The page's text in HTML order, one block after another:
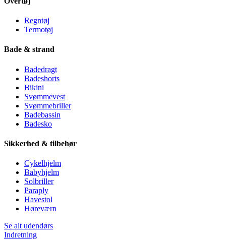
Regntøj
Termotøj
Bade & strand
Badedragt
Badeshorts
Bikini
Svømmevest
Svømmebriller
Badebassin
Badesko
Sikkerhed & tilbehør
Cykelhjelm
Babyhjelm
Solbriller
Paraply
Havestol
Høreværn
Se alt udendørs
Indretning